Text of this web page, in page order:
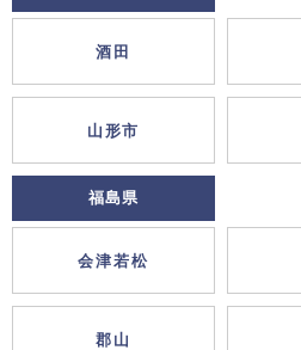
酒田
山形市
福島県
会津若松
郡山